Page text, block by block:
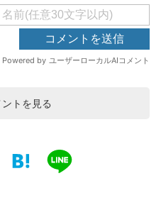
トを見る